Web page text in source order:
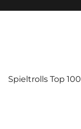
Spieltrolls Top 100